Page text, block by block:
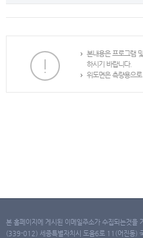
본내용은 프로그램
하시기 바랍니다.
위도면은 측량용으
본 홈페이지에 게시된 이메일주소가 수집되는것을
(339-012) 세종특별자치시 도움6로 11(어진동